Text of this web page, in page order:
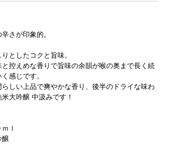
さが印象的。
としたコクと旨味。
控えめな香りで旨味の余韻が喉の奥まで長く続
感じです。
しい上品で爽やかな香り、後半のドライな味わ
大吟醸 中汲みです！
ｌ
醸